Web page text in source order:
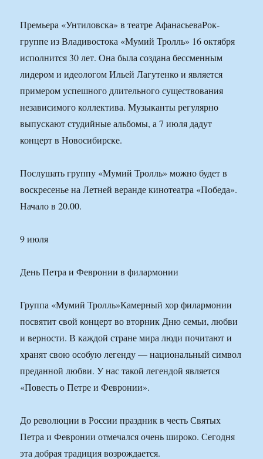
Премьера «Унтиловска» в театре АфанасьеваРок-
группе из Владивостока «Мумий Тролль» 16 октября
исполнится 30 лет. Она была создана бессменным
лидером и идеологом Ильей Лагутенко и является
примером успешного длительного существования
независимого коллектива. Музыканты регулярно
выпускают студийные альбомы, а 7 июля дадут
концерт в Новосибирске.
Послушать группу «Мумий Тролль» можно будет в
воскресенье на Летней веранде кинотеатра «Победа».
Начало в 20.00.
9 июля
День Петра и Февронии в филармонии
Группа «Мумий Тролль»Камерный хор филармонии
посвятит свой концерт во вторник Дню семьи, любви
и верности. В каждой стране мира люди почитают и
хранят свою особую легенду — национальный символ
преданной любви. У нас такой легендой является
«Повесть о Петре и Февронии».
До революции в России праздник в честь Святых
Петра и Февронии отмечался очень широко. Сегодня
эта добрая традиция возрождается.